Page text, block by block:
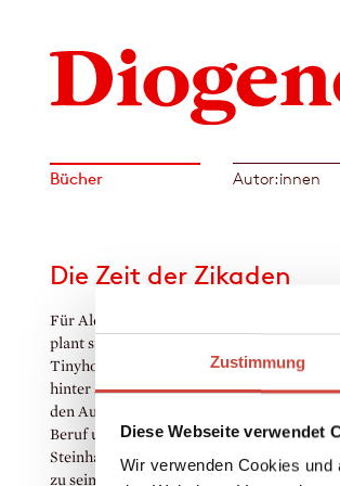
Zustimmung
Diese Webseite verwendet
Wir verwenden Cookies und
Bücher Autor:innen
Die Zeit der Zikaden
Für Alex beginnt der Ruhestand. Doch statt
plant sie den Aufbruch ins Ungewisse: Mit
Tinyhouse auf Rädern will sie alles
hinter sich lassen. Johann, Mitte fünfzig,
den Ausbruch aus einem fragwürdig
Beruf und einer erkalteten Ehe. Ein
Steinhaus in Ligurien scheint ein guter Ort
zu sein. Alex folgt Johanns Einladung: Zwei